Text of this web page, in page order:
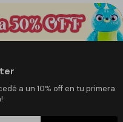
a un 10% off en tu primera